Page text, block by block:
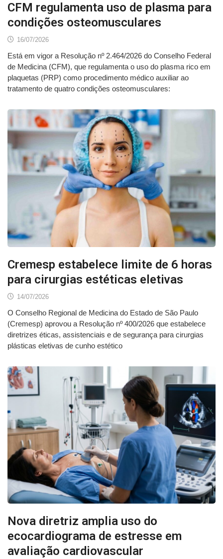
CFM regulamenta uso de plasma para
condições osteomusculares
16/07/2026
Está em vigor a Resolução nº 2.464/2026 do Conselho Federal
de Medicina (CFM), que regulamenta o uso do plasma rico em
plaquetas (PRP) como procedimento médico auxiliar ao
tratamento de quatro condições osteomusculares:
Cremesp estabelece limite de 6 horas
para cirurgias estéticas eletivas
14/07/2026
O Conselho Regional de Medicina do Estado de São Paulo
(Cremesp) aprovou a Resolução nº 400/2026 que estabelece
diretrizes éticas, assistenciais e de segurança para cirurgias
plásticas eletivas de cunho estético
Nova diretriz amplia uso do
ecocardiograma de estresse em
avaliação cardiovascular